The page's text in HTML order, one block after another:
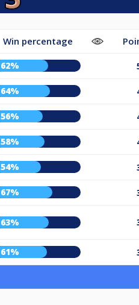
Win percentage
62%
64%
56%
58%
54%
67%
63%
61%